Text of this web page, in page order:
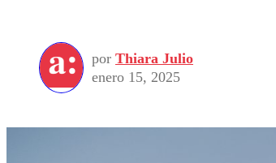
por Thiara Julio
enero 15, 2025